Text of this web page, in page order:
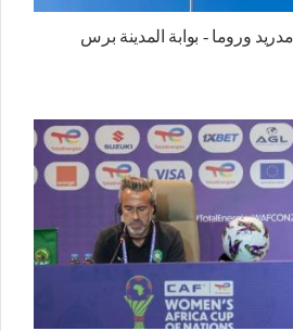
وروما - بوابة المدينة برس